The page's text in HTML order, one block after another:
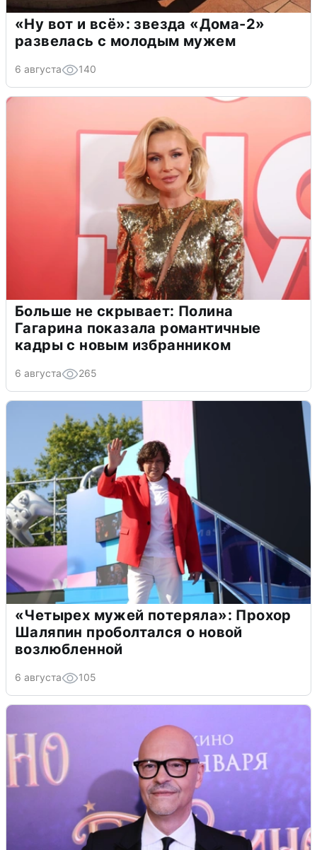
«Ну вот и всё»: звезда «Дома-2»
развелась с молодым мужем
6 августа 140
Больше не скрывает: Полина
Гагарина показала романтичные
кадры с новым избранником
6 августа 265
«Четырех мужей потеряла»: Прохор
Шаляпин проболтался о новой
возлюбленной
6 августа 105